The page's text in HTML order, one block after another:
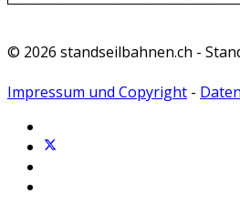
© 2026 standseilbahnen.ch -
Impressum und Copyright -